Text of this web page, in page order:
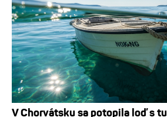
V Chorvátsku sa potopila loď s